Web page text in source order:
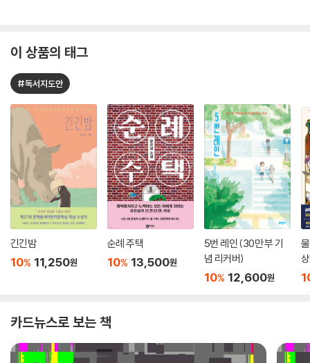
이 상품의 태그
#독서지도안
긴긴밤
10% 11,250원
순례 주택
10% 13,500원
5번 레인 (30만 부 기
념 리커버)
10% 12,600원
카드뉴스로 보는 책